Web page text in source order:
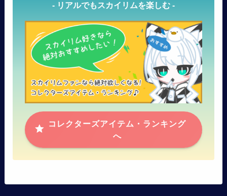
- リアルでもスカイリムを楽しむ -
コレクターズアイテム・ランキング
へ